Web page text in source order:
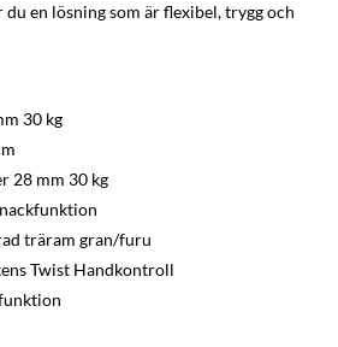
du en lösning som är flexibel, trygg och
30 kg
28 mm 30 kg
träram gran/furu
Twist Handkontroll